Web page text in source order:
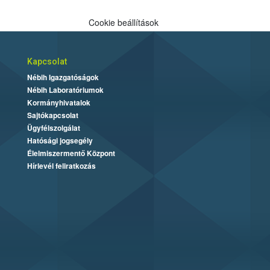
Cookie beállítások
Kapcsolat
Nébih Igazgatóságok
Nébih Laboratóriumok
Kormányhivatalok
Sajtókapcsolat
Ügyfélszolgálat
Hatósági jogsegély
Élelmiszermentő Központ
Hírlevél feliratkozás